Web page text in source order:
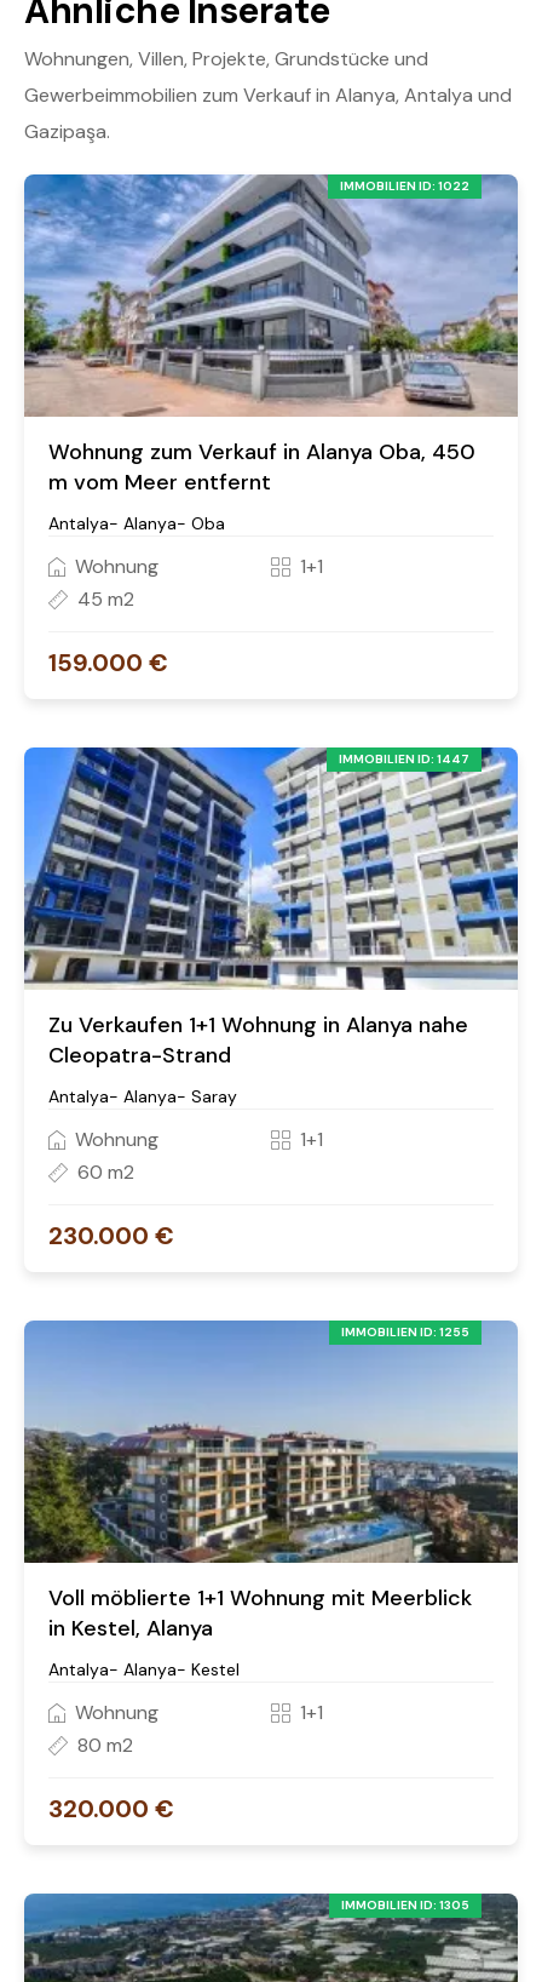
Ähnliche Inserate
Wohnungen, Villen, Projekte, Grundstücke und
Gewerbeimmobilien zum Verkauf in Alanya, Antalya und
Gazipaşa.
IMMOBILIEN ID: 1022
Wohnung zum Verkauf in Alanya Oba, 450
m vom Meer entfernt
Antalya- Alanya- Oba
Wohnung
1+1
45 m2
159.000 €
IMMOBILIEN ID: 1447
Zu Verkaufen 1+1 Wohnung in Alanya nahe
Cleopatra-Strand
Antalya- Alanya- Saray
Wohnung
1+1
60 m2
230.000 €
IMMOBILIEN ID: 1255
Voll möblierte 1+1 Wohnung mit Meerblick
in Kestel, Alanya
Antalya- Alanya- Kestel
Wohnung
1+1
80 m2
320.000 €
IMMOBILIEN ID: 1305